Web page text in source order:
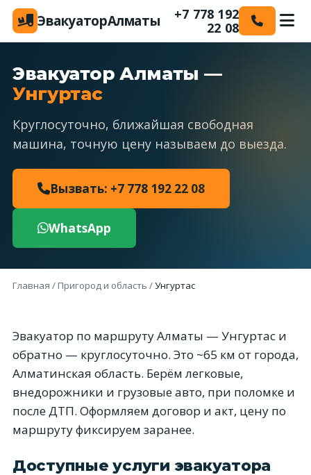
ЭвакуаторАлматы
+7 778 192
22 08
Эвакуатор Алматы —
Унгуртас
Круглосуточно, ближайшая свободная
машина, точную цену называем до выезда.
Вызвать: +7 778 192 22 08
WhatsApp
Главная /Пригород и область /Унгуртас
Эвакуатор по маршруту Алматы — Унгуртас и
обратно — круглосуточно. Это ~65 км от города,
Алматинская область. Берём легковые,
внедорожники и грузовые авто, при поломке и
после ДТП. Оформляем договор и акт, цену по
маршруту фиксируем заранее.
Доступные услуги эвакуатора